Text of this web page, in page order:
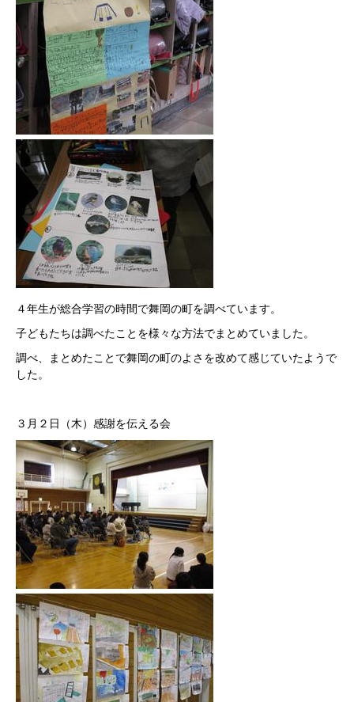
４年生が総合学習の時間で舞岡の町を調べています。
子どもたちは調べたことを様々な方法でまとめていました。
調べ、まとめたことで舞岡の町のよさを改めて感じていたようで
した。
３月２日（木）感謝を伝える会